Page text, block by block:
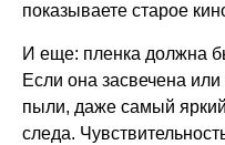
показываете старое
И еще: пленка должна
Если она засвечена
пыли, даже самый
следа.